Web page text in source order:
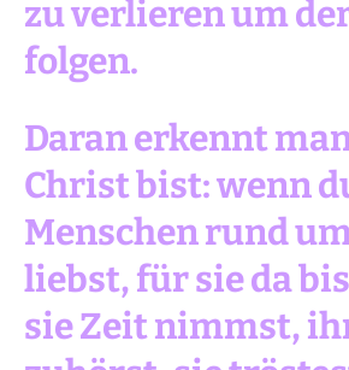
zu verlieren um
folgen.
Daran erkennt
Christ bist: wenn
Menschen rund
liebst, für sie da
sie Zeit nimmst,